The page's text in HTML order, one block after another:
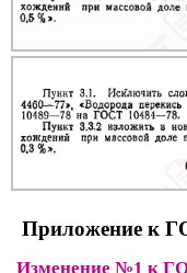
Приложение к
Изменение №1 к